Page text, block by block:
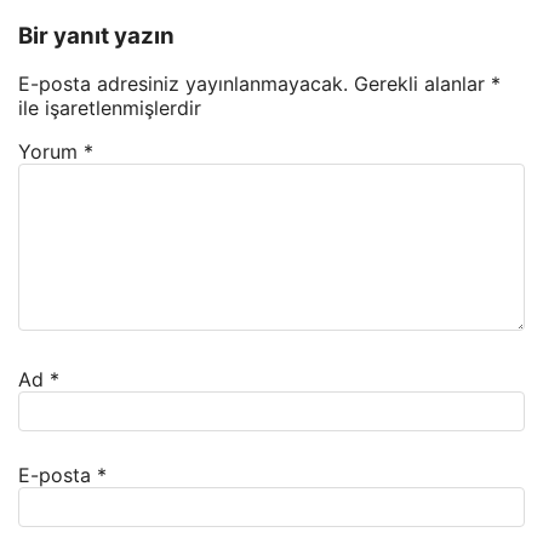
Bir yanıt yazın
E-posta adresiniz yayınlanmayacak. Gerekli alanlar *
ile işaretlenmişlerdir
Yorum *
Ad *
E-posta *